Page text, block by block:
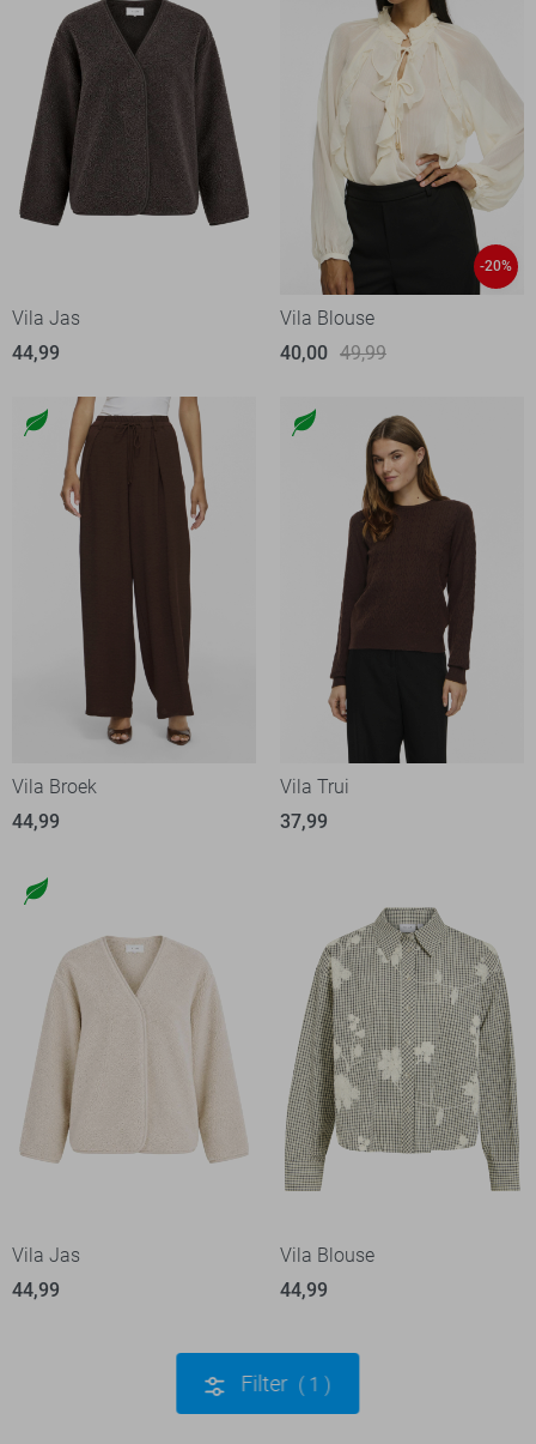
Vila Jas
44,99
-20%
Vila Blouse
40,00 49,99
Vila Broek
44,99
Vila Trui
37,99
Vila Jas
44,99
Vila Blouse
44,99
Filter 1